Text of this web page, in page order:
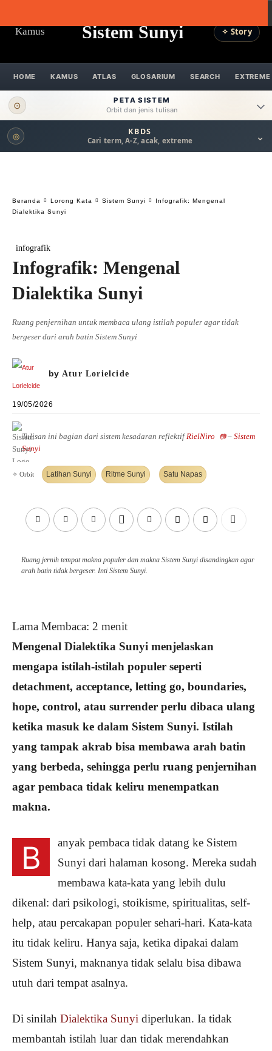
Kamus Sistem Sunyi ✧ Story
HOME KAMUS ATLAS GLOSARIUM SEARCH EXTREME
⊙
PETA SISTEM
Orbit dan jenis tulisan
ORBIT UTAMA
Metafisik-Naratif Penutup
ESAI RESONANSI INFOGRAFIK
DIALEKTIKA SUNYI PEMBACAAN SUNYI
JEJAK SUNYI DI LUAR JEJAK SUNYI DALAM MUSIK
◎ KBDS
Cari term, A-Z, acak, extreme ⌄
Beranda Lorong Kata Sistem Sunyi
Infografik: Mengenal
Dialektika Sunyi
infografik
Infografik: Mengenal
Dialektika Sunyi
Ruang penjernihan untuk membaca ulang istilah populer agar tidak
bergeser dari arah batin Sistem Sunyi
by Atur Lorielcide
19/05/2026
Tulisan ini bagian dari sistem kesadaran reflektif RielNiro 📷– Sistem
Sunyi
✧ Orbit Latihan Sunyi Ritme Sunyi Satu Napas
Ruang jernih tempat makna populer dan makna Sistem Sunyi disandingkan agar
arah batin tidak bergeser. Inti Sistem Sunyi.
Lama Membaca: 2 menit
Mengenal Dialektika Sunyi menjelaskan
mengapa istilah-istilah populer seperti
detachment, acceptance, letting go, boundaries,
hope, control, atau surrender perlu dibaca ulang
ketika masuk ke dalam Sistem Sunyi. Istilah
yang tampak akrab bisa membawa arah batin
yang berbeda, sehingga perlu ruang penjernihan
agar pembaca tidak keliru menempatkan
makna.
B
anyak pembaca tidak datang ke Sistem
Sunyi dari halaman kosong. Mereka sudah
membawa kata-kata yang lebih dulu
dikenal: dari psikologi, stoikisme, spiritualitas, self-
help, atau percakapan populer sehari-hari. Kata-kata
itu tidak keliru. Hanya saja, ketika dipakai dalam
Sistem Sunyi, maknanya tidak selalu bisa dibawa
utuh dari tempat asalnya.
Di sinilah Dialektika Sunyi diperlukan. Ia tidak
membantah istilah luar dan tidak merendahkan